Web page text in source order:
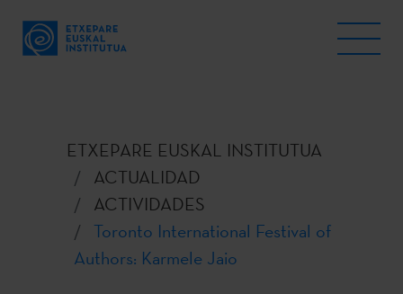
ETXEPARE EUSKAL INSTITUTUA
ACTUALIDAD
ACTIVIDADES
Toronto International Festival of
Authors: Karmele Jaio